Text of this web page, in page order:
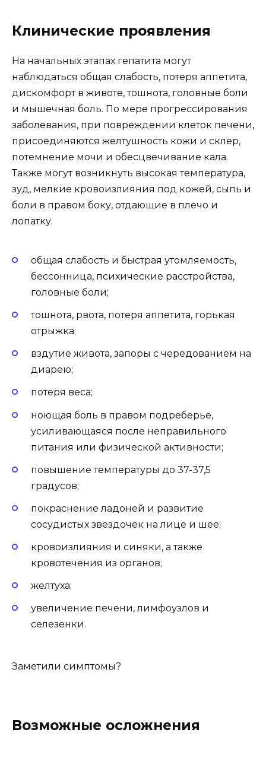
Клинические проявления
На начальных этапах гепатита могут
наблюдаться общая слабость, потеря аппетита,
дискомфорт в животе, тошнота, головные боли
и мышечная боль. По мере прогрессирования
заболевания, при повреждении клеток печени,
присоединяются желтушность кожи и склер,
потемнение мочи и обесцвечивание кала.
Также могут возникнуть высокая температура,
зуд, мелкие кровоизлияния под кожей, сыпь и
боли в правом боку, отдающие в плечо и
лопатку.
общая слабость и быстрая утомляемость,
бессонница, психические расстройства,
головные боли;
тошнота, рвота, потеря аппетита, горькая
отрыжка;
вздутие живота, запоры с чередованием на
диарею;
потеря веса;
ноющая боль в правом подреберье,
усиливающаяся после неправильного
питания или физической активности;
повышение температуры до 37-37,5
градусов;
покраснение ладоней и развитие
сосудистых звездочек на лице и шее;
кровоизлияния и синяки, а также
кровотечения из органов;
желтуха;
увеличение печени, лимфоузлов и
селезенки.
Заметили симптомы?
Возможные осложнения